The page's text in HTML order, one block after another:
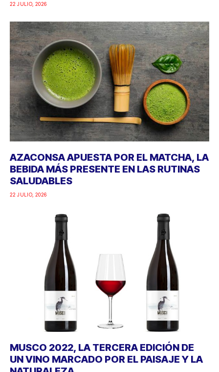
22 JULIO, 2026
AZACONSA APUESTA POR EL MATCHA, LA
BEBIDA MÁS PRESENTE EN LAS RUTINAS
SALUDABLES
22 JULIO, 2026
MUSCO 2022, LA TERCERA EDICIÓN DE
UN VINO MARCADO POR EL PAISAJE Y LA